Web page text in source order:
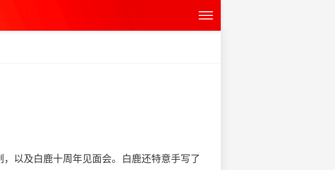
以及白鹿十周年见面会。白鹿还特意手写了